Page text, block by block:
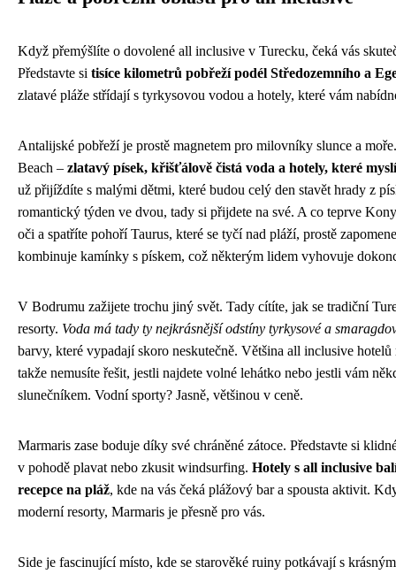
Když přemýšlíte o dovolené all inclusive v Turecku, čeká vás
Představte si tisíce kilometrů pobřeží podél Středozemního a
zlatavé pláže střídají s tyrkysovou vodou a hotely, které vám
Antalijské pobřeží je prostě magnetem pro milovníky slunce a
Beach – zlatavý písek, křišťálově čistá voda a hotely, které
už přijíždíte s malými dětmi, které budou celý den stavět hrady z
romantický týden ve dvou, tady si přijdete na své. A co teprve
oči a spatříte pohoří Taurus, které se tyčí nad pláží, prostě
kombinuje kamínky s pískem, což některým lidem vyhovuje
V Bodrumu zažijete trochu jiný svět. Tady cítíte, jak se tradiční
resorty. Voda má tady ty nejkrásnější odstíny tyrkysové a
barvy, které vypadají skoro neskutečně. Většina all inclusive
takže nemusíte řešit, jestli najdete volné lehátko nebo jestli vám
slunečníkem. Vodní sporty? Jasně, většinou v ceně.
Marmaris zase boduje díky své chráněné zátoce. Představte si
v pohodě plavat nebo zkusit windsurfing. Hotely s all inclusive
recepce na pláž, kde na vás čeká plážový bar a spousta aktivit.
moderní resorty, Marmaris je přesně pro vás.
Side je fascinující místo, kde se starověké ruiny potkávají s